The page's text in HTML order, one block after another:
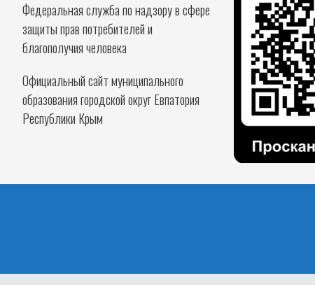
Федеральная служба по надзору в сфере
защиты прав потребителей и
благополучия человека
Официальный сайт муниципального
образования городской округ Евпатория
Республики Крым